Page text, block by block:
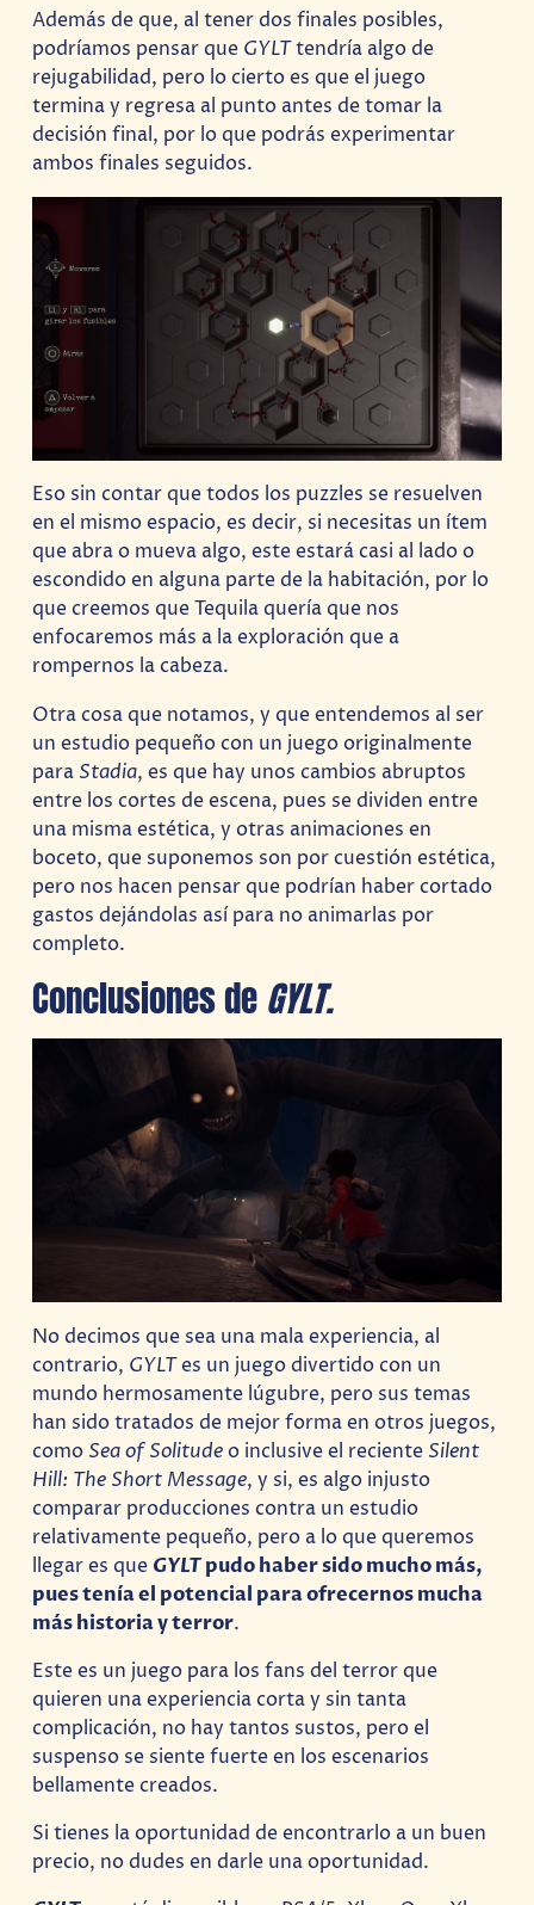
Además de que, al tener dos finales posibles,
podríamos pensar que GYLTtendría algo de
rejugabilidad, pero lo cierto es que el juego
termina y regresa al punto antes de tomar la
decisión final, por lo que podrás experimentar
ambos finales seguidos.
Eso sin contar que todos los puzzles se resuelven
en el mismo espacio, es decir, si necesitas un ítem
que abra o mueva algo, este estará casi al lado o
escondido en alguna parte de la habitación, por lo
que creemos que Tequila quería que nos
enfocaremos más a la exploración que a
rompernos la cabeza.
Otra cosa que notamos, y que entendemos al ser
un estudio pequeño con un juego originalmente
para Stadia, es que hay unos cambios abruptos
entre los cortes de escena, pues se dividen entre
una misma estética, y otras animaciones en
boceto, que suponemos son por cuestión estética,
pero nos hacen pensar que podrían haber cortado
gastos dejándolas así para no animarlas por
completo.
Conclusiones de GYLT.
No decimos que sea una mala experiencia, al
contrario, GYLTes un juego divertido con un
mundo hermosamente lúgubre, pero sus temas
han sido tratados de mejor forma en otros juegos,
como Sea of Solitudeo inclusive el reciente Silent
Hill: The Short Message, y si, es algo injusto
comparar producciones contra un estudio
relativamente pequeño, pero a lo que queremos
llegar es que GYLTpudo haber sido mucho más,
pues tenía el potencial para ofrecernos mucha
más historia y terror.
Este es un juego para los fans del terror que
quieren una experiencia corta y sin tanta
complicación, no hay tantos sustos, pero el
suspenso se siente fuerte en los escenarios
bellamente creados.
Si tienes la oportunidad de encontrarlo a un buen
precio, no dudes en darle una oportunidad.